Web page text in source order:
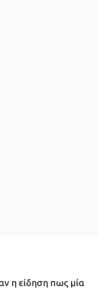
η είδηση πως μία